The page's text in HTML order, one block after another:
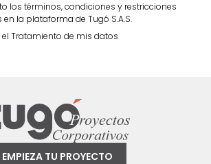
los términos, condiciones y restricciones
la plataforma de Tugó S.A.S.
el Tratamiento de mis datos
EMPIEZA TU PROYECTO